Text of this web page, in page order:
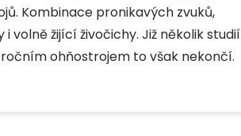
Kombinace pronikavých zvuků,
žijící živočichy. Již několik studií
ohňostrojem to však nekončí.